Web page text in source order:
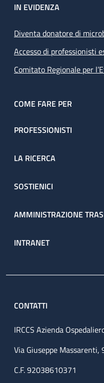
IN EVIDENZA
Diventa donatore di
Accesso di professionisti
Comitato Regionale per
COME FARE PER
PROFESSIONISTI
LA RICERCA
SOSTIENICI
AMMINISTRAZIONE
INTRANET
CONTATTI
IRCCS Azienda
Via Giuseppe
C.F. 92038610371